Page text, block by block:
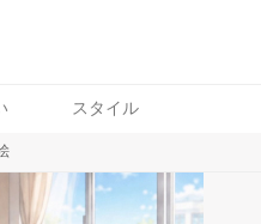
スタイル